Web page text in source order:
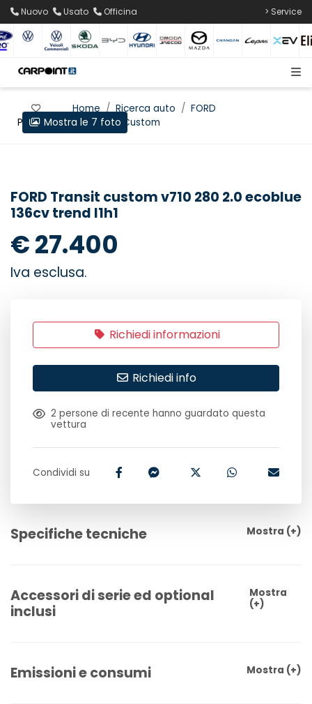
Nuovo Usato Officina > Service
Preferiti
Home Ricerca auto
FORD
Transit Custom
Mostra le 7 foto
FORD Transit custom v710 280 2.0 ecoblue
136cv trend l1h1
€ 27.400
Iva esclusa.
Richiedi informazioni
Richiedi info
2 persone di recente hanno guardato questa
vettura
Condividi su
Specifiche tecniche Mostra (+)
Accessori di serie ed optional
inclusi
Mostra
(+)
Emissioni e consumi Mostra (+)